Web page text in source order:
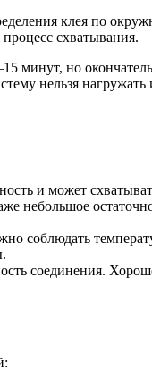
клея по
схватывания.
минут, но
нельзя нагружать
и может
небольшое
соблюдать
соединения.